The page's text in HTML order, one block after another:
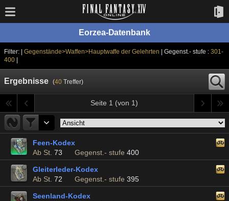
Eorzea-Datenbank
Filter: | Gegenstände>Waffen>Hauptwaffe der Gelehrten | Gegenst.- stufe : 301-
400|
Ergebnisse (40Treffer)
Seite 1 (von 1)
Feen-Kodex
Ab St. 73 Gegenst.- stufe 400
Gleiterleder-Kodex
Ab St. 72 Gegenst.- stufe 395
Seenland-Kodex